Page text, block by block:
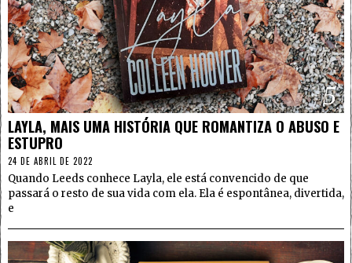
5
LAYLA, MAIS UMA HISTÓRIA QUE ROMANTIZA O ABUSO E
ESTUPRO
24 DE ABRIL DE 2022
Quando Leeds conhece Layla, ele está convencido de que
passará o resto de sua vida com ela. Ela é espontânea, divertida,
e